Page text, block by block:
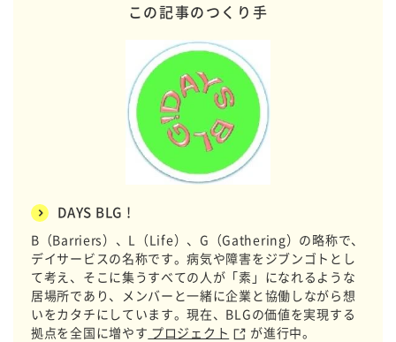
この記事のつくり手
DAYS BLG !
B（Barriers）、L（Life）、G（Gathering）の略称で、
デイサービスの名称です。病気や障害をジブンゴトとし
て考え、そこに集うすべての人が「素」になれるような
居場所であり、メンバーと一緒に企業と協働しながら想
いをカタチにしています。現在、BLGの価値を実現する
拠点を全国に増やす プロジェクト
が進行中。